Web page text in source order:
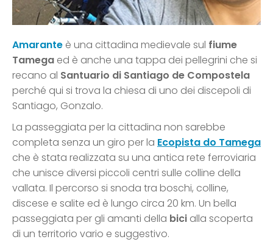
Amarante è una cittadina medievale sul fiume
Tamega ed è anche una tappa dei pellegrini che si
recano al Santuario di Santiago de Compostela
perché qui si trova la chiesa di uno dei discepoli di
Santiago, Gonzalo.
La passeggiata per la cittadina non sarebbe
completa senza un giro per la Ecopista do Tamega
che è stata realizzata su una antica rete ferroviaria
che unisce diversi piccoli centri sulle colline della
vallata. Il percorso si snoda tra boschi, colline,
discese e salite ed è lungo circa 20 km. Un bella
passeggiata per gli amanti della bici alla scoperta
di un territorio vario e suggestivo.